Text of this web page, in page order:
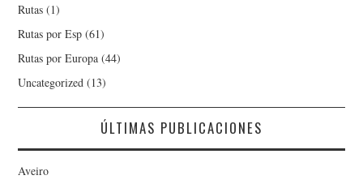
Rutas (1)
Rutas por Esp (61)
Rutas por Europa (44)
Uncategorized (13)
ÚLTIMAS PUBLICACIONES
Aveiro